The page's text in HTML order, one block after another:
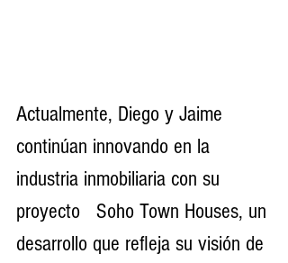
Actualmente, Diego y Jaime
continúan innovando en la
industria inmobiliaria con su
proyecto   Soho Town Houses, un
desarrollo que refleja su visión de